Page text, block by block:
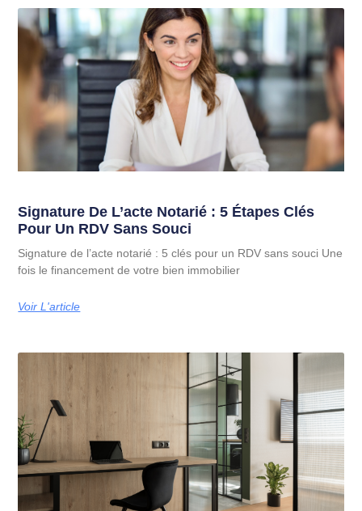
Signature De L’acte Notarié : 5 Étapes Clés
Pour Un RDV Sans Souci
Signature de l’acte notarié : 5 clés pour un RDV sans souci Une
fois le financement de votre bien immobilier
Voir L'article